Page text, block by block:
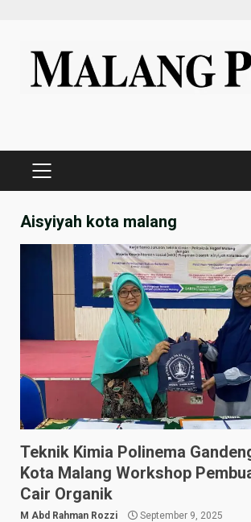
content
PRIMARY
Aisyiyah kota malang
Teknik Kimia Polinema
Kota Malang Workshop
Cair Organik
M Abd Rahman Rozzi September 9, 2025